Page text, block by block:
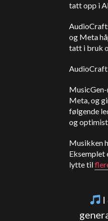
tatt opp i
og Meta
tatt i bruk
AudioCraft
Meta, og
følgende
og
Musikken
Eksemplet
lytte til